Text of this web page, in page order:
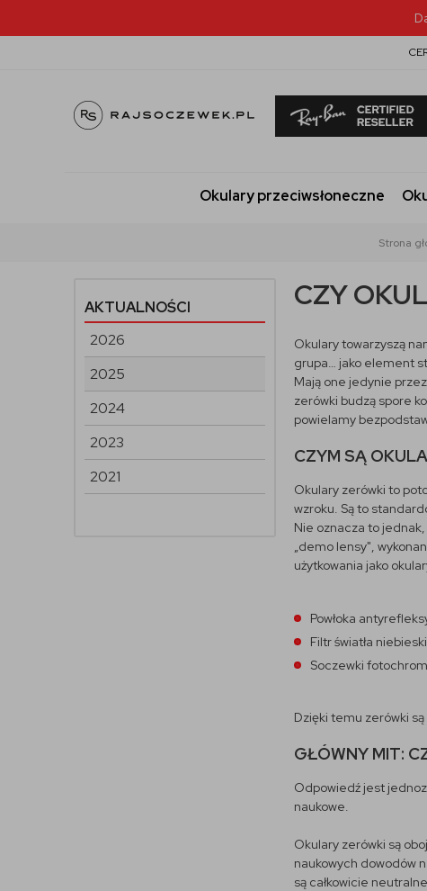
Okulary przeciwsłoneczne
Strona
AKTUALNOŚCI
2026
2025
2024
2023
2021
CZY
Okulary towarzyszą
grupa… jako element
Mają one jedynie
zerówki budzą spore
powielamy
CZYM SĄ
Okulary zerówki to
wzroku. Są to
Nie oznacza to
„demo lensy",
użytkowania jako
Powłoka
Filtr światła
Soczewki
Dzięki temu zerówki
GŁÓWNY MIT:
Odpowiedź jest
naukowe.
Okulary zerówki są
naukowych dowodów
są całkowicie